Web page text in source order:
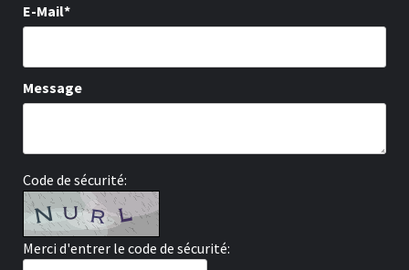
E-Mail*
Message
Code de sécurité:
Merci d'entrer le code de sécurité: